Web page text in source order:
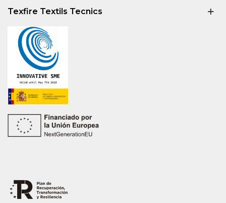
Texfire Textils Tecnics